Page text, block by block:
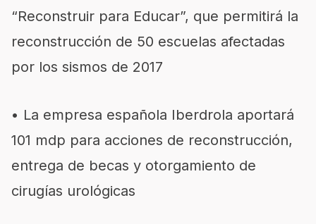
“Reconstruir para Educar”, que permitirá la
reconstrucción de 50 escuelas afectadas
por los sismos de 2017
• La empresa española Iberdrola aportará
101 mdp para acciones de reconstrucción,
entrega de becas y otorgamiento de
cirugías urológicas